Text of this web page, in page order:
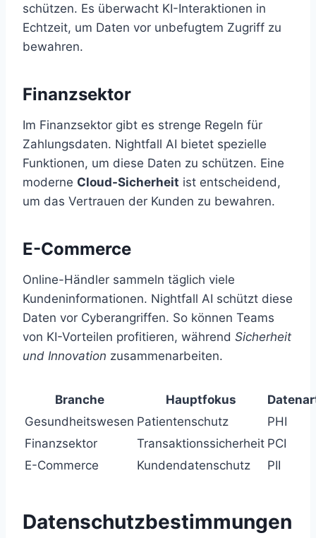
schützen. Es überwacht KI-Interaktionen in
Echtzeit, um Daten vor unbefugtem Zugriff zu
bewahren.
Finanzsektor
Im Finanzsektor gibt es strenge Regeln für
Zahlungsdaten. Nightfall AI bietet spezielle
Funktionen, um diese Daten zu schützen. Eine
moderne Cloud-Sicherheit ist entscheidend,
um das Vertrauen der Kunden zu bewahren.
E-Commerce
Online-Händler sammeln täglich viele
Kundeninformationen. Nightfall AI schützt diese
Daten vor Cyberangriffen. So können Teams
von KI-Vorteilen profitieren, während Sicherheit
und Innovation zusammenarbeiten.
Branche Hauptfokus
Gesundheitswesen Patientenschutz
PHI
Finanzsektor
Transaktionssicherheit PCI
E-Commerce
Kundendatenschutz PII
Datenschutzbestimmungen